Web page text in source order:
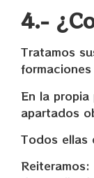
4.-
Tratamos
En la
apartados
Todos ellas